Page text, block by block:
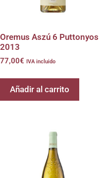
Oremus Aszú 6 Puttonyos
2013
77,00€ IVA incluido
Añadir al carrito